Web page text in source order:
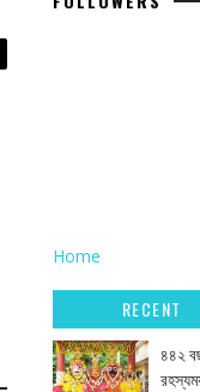
Home
RECENT
৪৪২